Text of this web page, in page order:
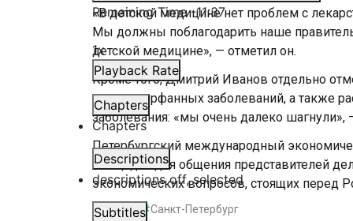
Remaining Time-11:37
1x
Playback Rate
Chapters
Chapters
Descriptions
descriptions off, selected
Subtitles
«В детской медицине нет проблем с
Мы должны поблагодарить наше
детской медицине», — отметил он.
Кроме того, Дмитрий Иванов отдельно
лечения орфанных заболеваний, а также
заболевания: «мы очень далеко шагнули»,
Петербургский международный
площадка для общения представителей
экономических вопросов, стоящих
#ПМЭФ #Санкт-Петербург